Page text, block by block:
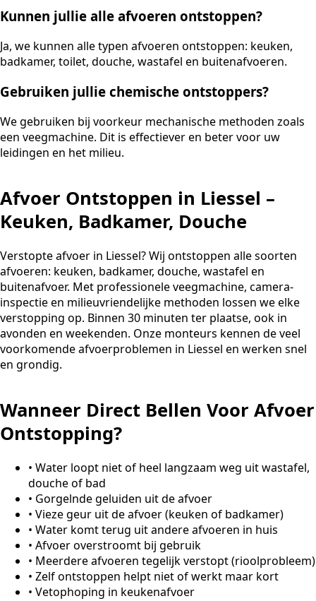
Kunnen jullie alle afvoeren ontstoppen?
Ja, we kunnen alle typen afvoeren ontstoppen: keuken,
badkamer, toilet, douche, wastafel en buitenafvoeren.
Gebruiken jullie chemische ontstoppers?
We gebruiken bij voorkeur mechanische methoden zoals
een veegmachine. Dit is effectiever en beter voor uw
leidingen en het milieu.
Afvoer Ontstoppen in Liessel –
Keuken, Badkamer, Douche
Verstopte afvoer in Liessel? Wij ontstoppen alle soorten
afvoeren: keuken, badkamer, douche, wastafel en
buitenafvoer. Met professionele veegmachine, camera-
inspectie en milieuvriendelijke methoden lossen we elke
verstopping op. Binnen 30 minuten ter plaatse, ook in
avonden en weekenden. Onze monteurs kennen de veel
voorkomende afvoerproblemen in Liessel en werken snel
en grondig.
Wanneer Direct Bellen Voor Afvoer
Ontstopping?
• Water loopt niet of heel langzaam weg uit wastafel,
douche of bad
• Gorgelnde geluiden uit de afvoer
• Vieze geur uit de afvoer (keuken of badkamer)
• Water komt terug uit andere afvoeren in huis
• Afvoer overstroomt bij gebruik
• Meerdere afvoeren tegelijk verstopt (rioolprobleem)
• Zelf ontstoppen helpt niet of werkt maar kort
• Vetophoping in keukenafvoer